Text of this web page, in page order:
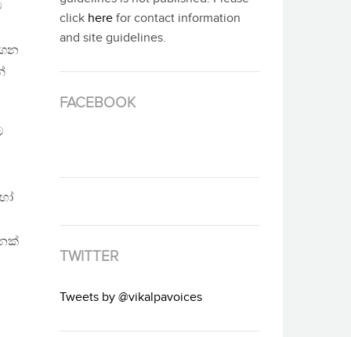
click here for contact information
and site guidelines.
FACEBOOK
TWITTER
Tweets by @vikalpavoices